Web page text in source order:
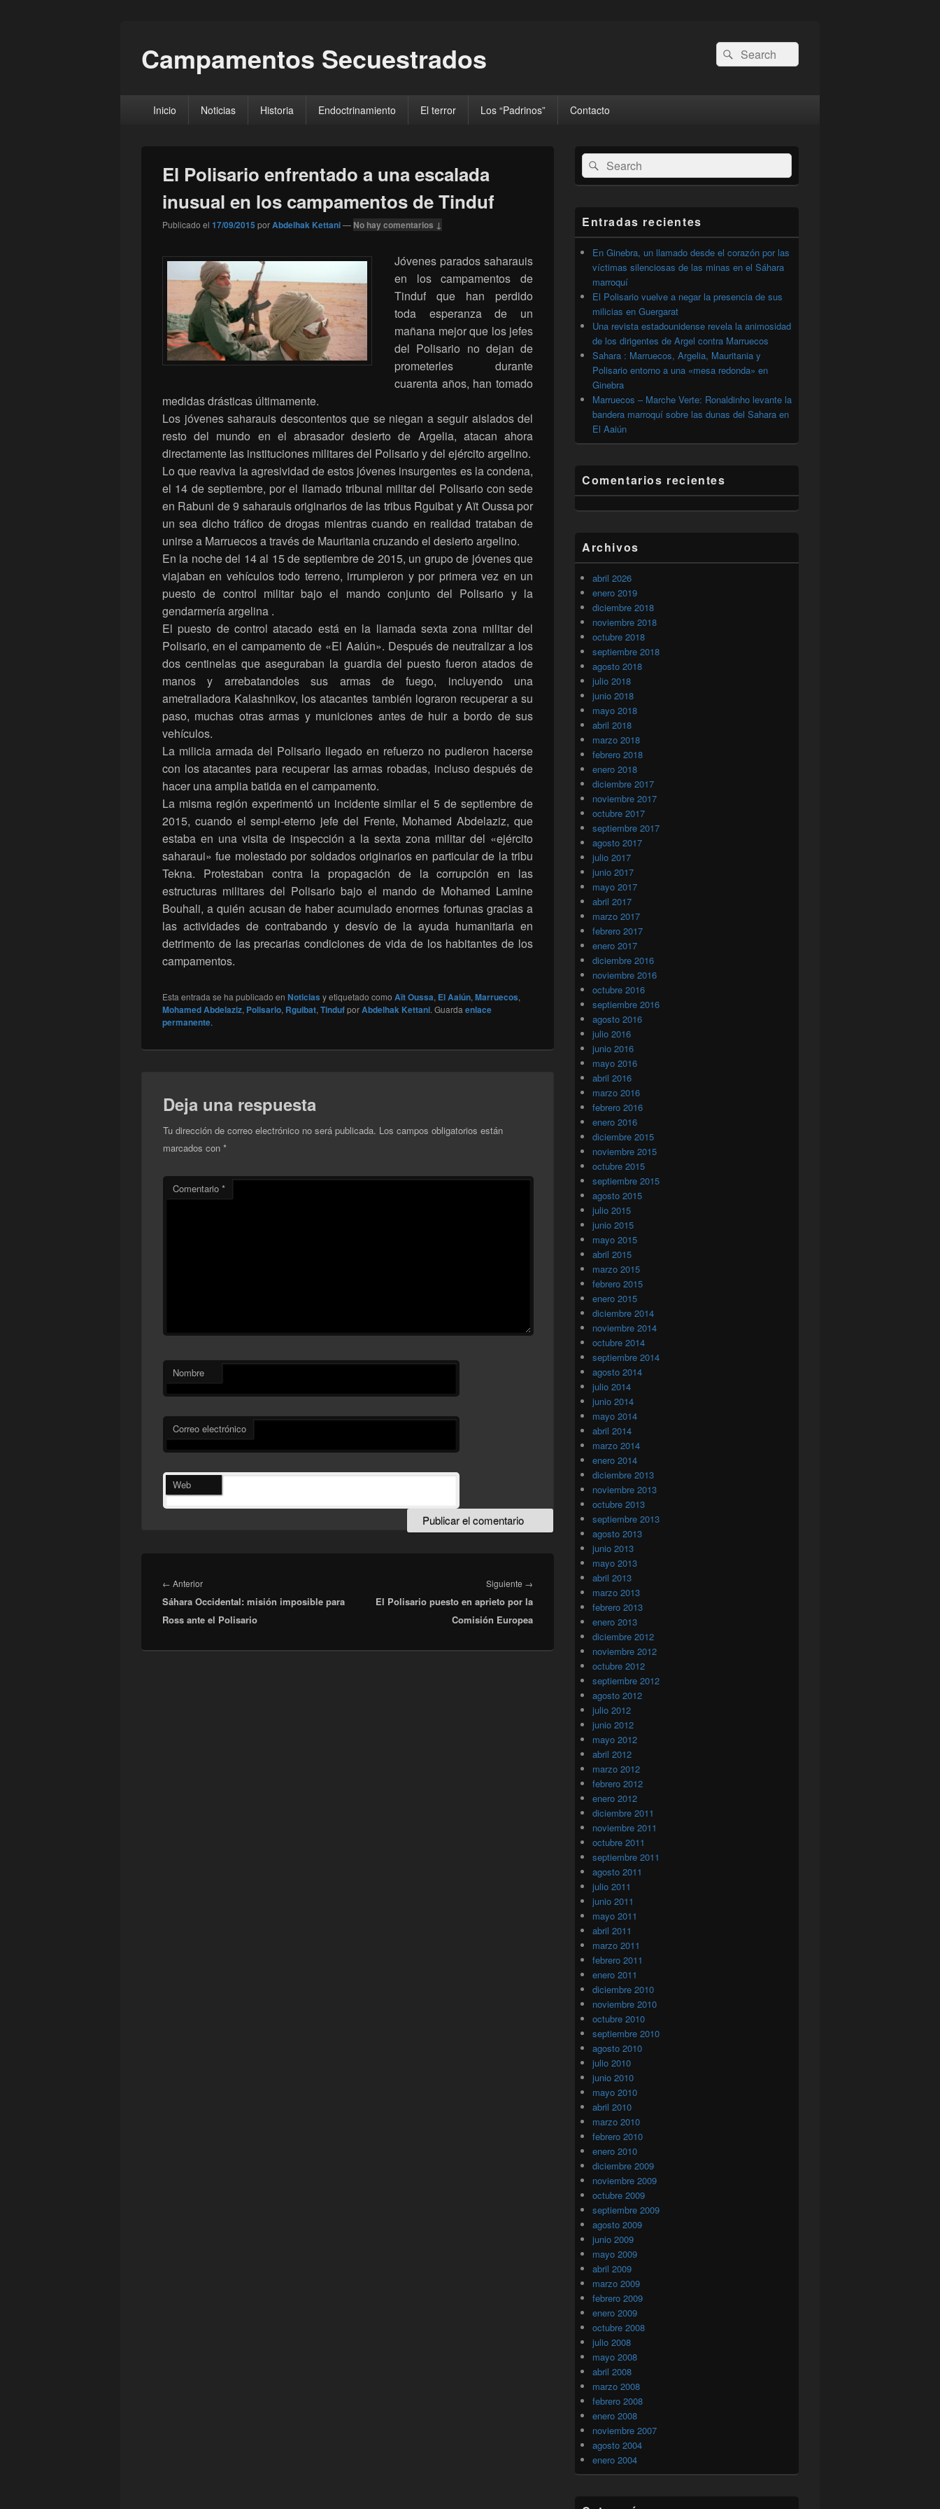
Campamentos Secuestrados
Buscar
por:
Buscar
principalInicio Noticias Historia Endoctrinamiento El terror Los “Padrinos” Contacto
El Polisario enfrentado a una escalada
inusual en los campamentos de Tinduf
Publicado el 17/09/2015 porAbdelhak Kettani— No hay comentarios ↓
Jóvenes parados saharauis
en los campamentos de
Tinduf que han perdido
toda esperanza de un
mañana mejor que los jefes
del Polisario no dejan de
prometerles durante
cuarenta años, han tomado
medidas drásticas últimamente.
Los jóvenes saharauis descontentos que se niegan a seguir aislados del
resto del mundo en el abrasador desierto de Argelia, atacan ahora
directamente las instituciones militares del Polisario y del ejército argelino.
Lo que reaviva la agresividad de estos jóvenes insurgentes es la condena,
el 14 de septiembre, por el llamado tribunal militar del Polisario con sede
en Rabuni de 9 saharauis originarios de las tribus Rguibat y Aït Oussa por
un sea dicho tráfico de drogas mientras cuando en realidad trataban de
unirse a Marruecos a través de Mauritania cruzando el desierto argelino.
En la noche del 14 al 15 de septiembre de 2015, un grupo de jóvenes que
viajaban en vehículos todo terreno, irrumpieron y por primera vez en un
puesto de control militar bajo el mando conjunto del Polisario y la
gendarmería argelina .
El puesto de control atacado está en la llamada sexta zona militar del
Polisario, en el campamento de «El Aaiún». Después de neutralizar a los
dos centinelas que aseguraban la guardia del puesto fueron atados de
manos y arrebatandoles sus armas de fuego, incluyendo una
ametralladora Kalashnikov, los atacantes también lograron recuperar a su
paso, muchas otras armas y municiones antes de huir a bordo de sus
vehículos.
La milicia armada del Polisario llegado en refuerzo no pudieron hacerse
con los atacantes para recuperar las armas robadas, incluso después de
hacer una amplia batida en el campamento.
La misma región experimentó un incidente similar el 5 de septiembre de
2015, cuando el sempi-eterno jefe del Frente, Mohamed Abdelaziz, que
estaba en una visita de inspección a la sexta zona militar del «ejército
saharaui» fue molestado por soldados originarios en particular de la tribu
Tekna. Protestaban contra la propagación de la corrupción en las
estructuras militares del Polisario bajo el mando de Mohamed Lamine
Bouhali, a quién acusan de haber acumulado enormes fortunas gracias a
las actividades de contrabando y desvío de la ayuda humanitaria en
detrimento de las precarias condiciones de vida de los habitantes de los
campamentos.
Esta entrada se ha publicado en Noticias y etiquetado como Aït Oussa, El Aaiún, Marruecos,
Mohamed Abdelaziz, Polisario, Rguibat, TindufporAbdelhak Kettani. Guarda enlace
permanente.
Deja una respuesta
Tu dirección de correo electrónico no será publicada. Los campos obligatorios están
marcados con *
Comentario *
Nombre
Correo electrónico
Web
de
entradas
← AnteriorEntrada
anterior:
Sáhara Occidental: misión imposible para
Ross ante el Polisario
Siguiente →
siguiente:
El Polisario puesto en aprieto por la
Comisión Europea
El
área
de
widget
lateral
primaria
Buscar
por:
Buscar
Entradas recientes
En Ginebra, un llamado desde el corazón por las
víctimas silenciosas de las minas en el Sáhara
marroquí
El Polisario vuelve a negar la presencia de sus
milicias en Guergarat
Una revista estadounidense revela la animosidad
de los dirigentes de Argel contra Marruecos
Sahara : Marruecos, Argelia, Mauritania y
Polisario entorno a una «mesa redonda» en
Ginebra
Marruecos – Marche Verte: Ronaldinho levante la
bandera marroquí sobre las dunas del Sahara en
El Aaiún
Comentarios recientes
Archivos
abril 2026
enero 2019
diciembre 2018
noviembre 2018
octubre 2018
septiembre 2018
agosto 2018
julio 2018
junio 2018
mayo 2018
abril 2018
marzo 2018
febrero 2018
enero 2018
diciembre 2017
noviembre 2017
octubre 2017
septiembre 2017
agosto 2017
julio 2017
junio 2017
mayo 2017
abril 2017
marzo 2017
febrero 2017
enero 2017
diciembre 2016
noviembre 2016
octubre 2016
septiembre 2016
agosto 2016
julio 2016
junio 2016
mayo 2016
abril 2016
marzo 2016
febrero 2016
enero 2016
diciembre 2015
noviembre 2015
octubre 2015
septiembre 2015
agosto 2015
julio 2015
junio 2015
mayo 2015
abril 2015
marzo 2015
febrero 2015
enero 2015
diciembre 2014
noviembre 2014
octubre 2014
septiembre 2014
agosto 2014
julio 2014
junio 2014
mayo 2014
abril 2014
marzo 2014
enero 2014
diciembre 2013
noviembre 2013
octubre 2013
septiembre 2013
agosto 2013
junio 2013
mayo 2013
abril 2013
marzo 2013
febrero 2013
enero 2013
diciembre 2012
noviembre 2012
octubre 2012
septiembre 2012
agosto 2012
julio 2012
junio 2012
mayo 2012
abril 2012
marzo 2012
febrero 2012
enero 2012
diciembre 2011
noviembre 2011
octubre 2011
septiembre 2011
agosto 2011
julio 2011
junio 2011
mayo 2011
abril 2011
marzo 2011
febrero 2011
enero 2011
diciembre 2010
noviembre 2010
octubre 2010
septiembre 2010
agosto 2010
julio 2010
junio 2010
mayo 2010
abril 2010
marzo 2010
febrero 2010
enero 2010
diciembre 2009
noviembre 2009
octubre 2009
septiembre 2009
agosto 2009
junio 2009
mayo 2009
abril 2009
marzo 2009
febrero 2009
enero 2009
octubre 2008
julio 2008
mayo 2008
abril 2008
marzo 2008
febrero 2008
enero 2008
noviembre 2007
agosto 2004
enero 2004